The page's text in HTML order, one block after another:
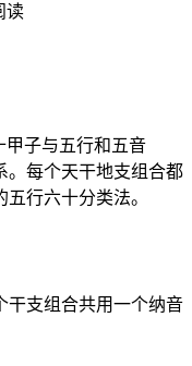
读
甲子与五行和五音
。每个天干地支组合都
行六十分类法。
干支组合共用一个纳音